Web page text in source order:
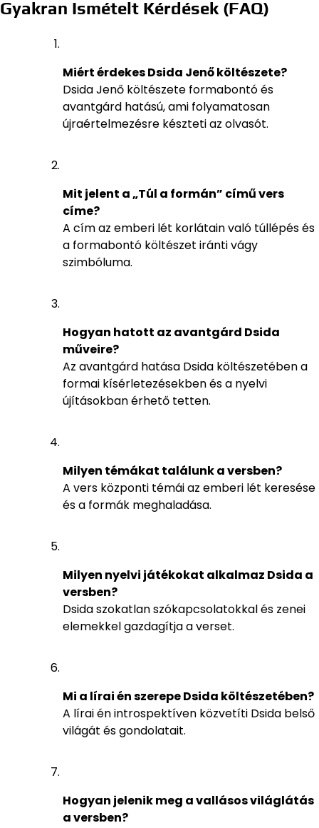
Gyakran Ismételt Kérdések (FAQ)
Miért érdekes Dsida Jenő költészete?
Dsida Jenő költészete formabontó és
avantgárd hatású, ami folyamatosan
újraértelmezésre készteti az olvasót.
Mit jelent a „Túl a formán” című vers
címe?
A cím az emberi lét korlátain való túllépés és
a formabontó költészet iránti vágy
szimbóluma.
Hogyan hatott az avantgárd Dsida
műveire?
Az avantgárd hatása Dsida költészetében a
formai kísérletezésekben és a nyelvi
újításokban érhető tetten.
Milyen témákat találunk a versben?
A vers központi témái az emberi lét keresése
és a formák meghaladása.
Milyen nyelvi játékokat alkalmaz Dsida a
versben?
Dsida szokatlan szókapcsolatokkal és zenei
elemekkel gazdagítja a verset.
Mi a lírai én szerepe Dsida költészetében?
A lírai én introspektíven közvetíti Dsida belső
világát és gondolatait.
Hogyan jelenik meg a vallásos világlátás
a versben?